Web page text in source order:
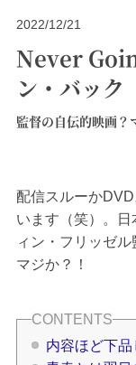
2022/12/21
Never
ン・バック
監督の自伝的映画？
配信スルーか
います（笑）。
ィン・フリッゼル
マジか？！
内容ほど下品